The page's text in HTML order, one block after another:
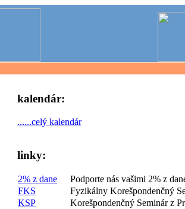
kalendár:
......celý kalendár
linky:
2% z dane
Podporte nás vašimi 2% z
FKS
Fyzikálny Korešpondenčný
KSP
Korešpondenčný Seminár z